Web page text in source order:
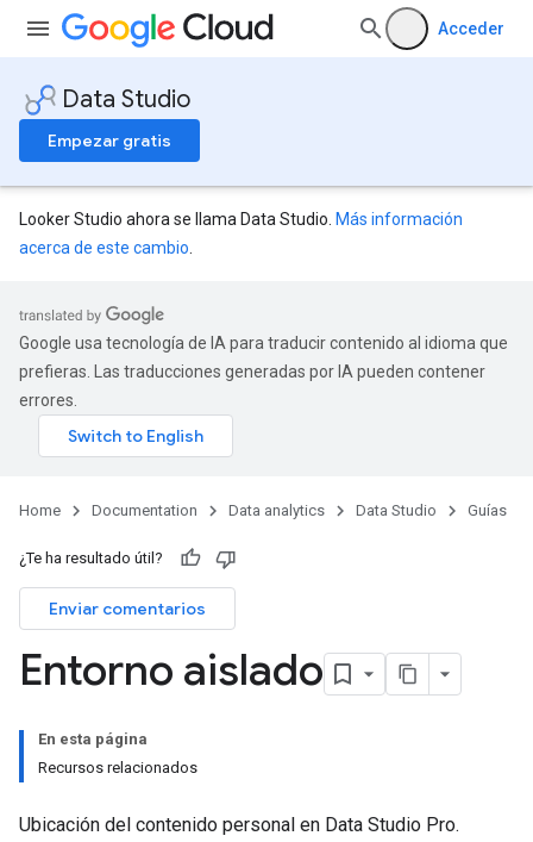
Acceder
Data Studio
Empezar gratis
Looker Studio ahora se llama Data Studio. Más información
acerca de este cambio
Google usa tecnología de IA para traducir contenido al idioma que
prefieras. Las traducciones generadas por IA pueden contener
errores.
Home Documentation Data analytics Data Studio Guías
¿Te ha resultado útil?
Enviar comentarios
Entorno aislado
En esta página
Recursos relacionados
Ubicación del contenido personal en Data Studio Pro.